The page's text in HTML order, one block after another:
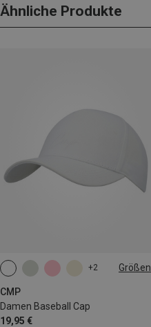
Ähnliche Produkte
+2 Größen
CMP
Damen Baseball Cap
19,95 €
ONE SIZE